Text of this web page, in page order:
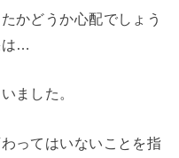
かどうか心配でしょう
は…
ました。
ってはいないことを指